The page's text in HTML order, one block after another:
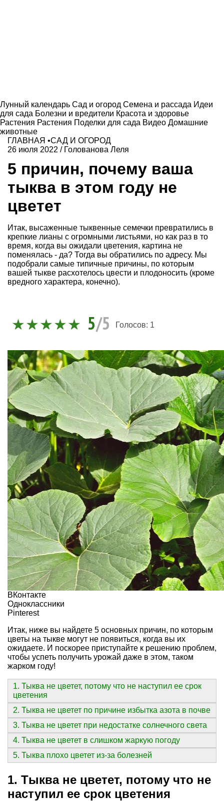
Лунный календарь Сад и огород Семена и рассада Идеи
для сада Болезни и вредители Красота и здоровье
Растения Растения Поделки для сада Видео Домашние
животные
ГЛАВНАЯ •САД И ОГОРОД
26 июля 2022 / Голованова Леля
5 причин, почему ваша
тыква в этом году не
цветет
Итак, высаженные тыквенные семечки превратились в
крепкие лианы с огромными листьями, но как раз в то
время, когда вы ожидали цветения, картина не
поменялась - да? Тогда вы обратились по адресу. Мы
подобрали самые типичные причины, по которым
вашей тыкве расхотелось цвести и плодоносить (кроме
вредного характера, конечно).
5/5 Голосов: 1
ВКонтакте
Одноклассники
Pinterest
Итак, ниже вы найдете 5 основных причин, по которым
цветы на тыкве могут не появиться, когда вы их
ожидаете. И поскорее приступайте к решению проблем,
чтобы успеть получить урожай даже в этом, таком
жарком году!
1. Тыква не цветет, потому что не наступил ее срок
цветения
2. Тыква не цветет по причине избытка азота в почве
3. Тыква не цветет при недостатке солнечного света
4. Тыква не цветет в слишком жаркую погоду
5. Тыква плохо цветет из-за болезней
1. Тыква не цветет, потому что не
наступил ее срок цветения